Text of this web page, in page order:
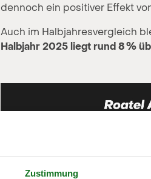
Zustimmung
dennoch ein positiver Effekt
Auch im Halbjahresvergleich
Halbjahr 2025 liegt rund 8 %